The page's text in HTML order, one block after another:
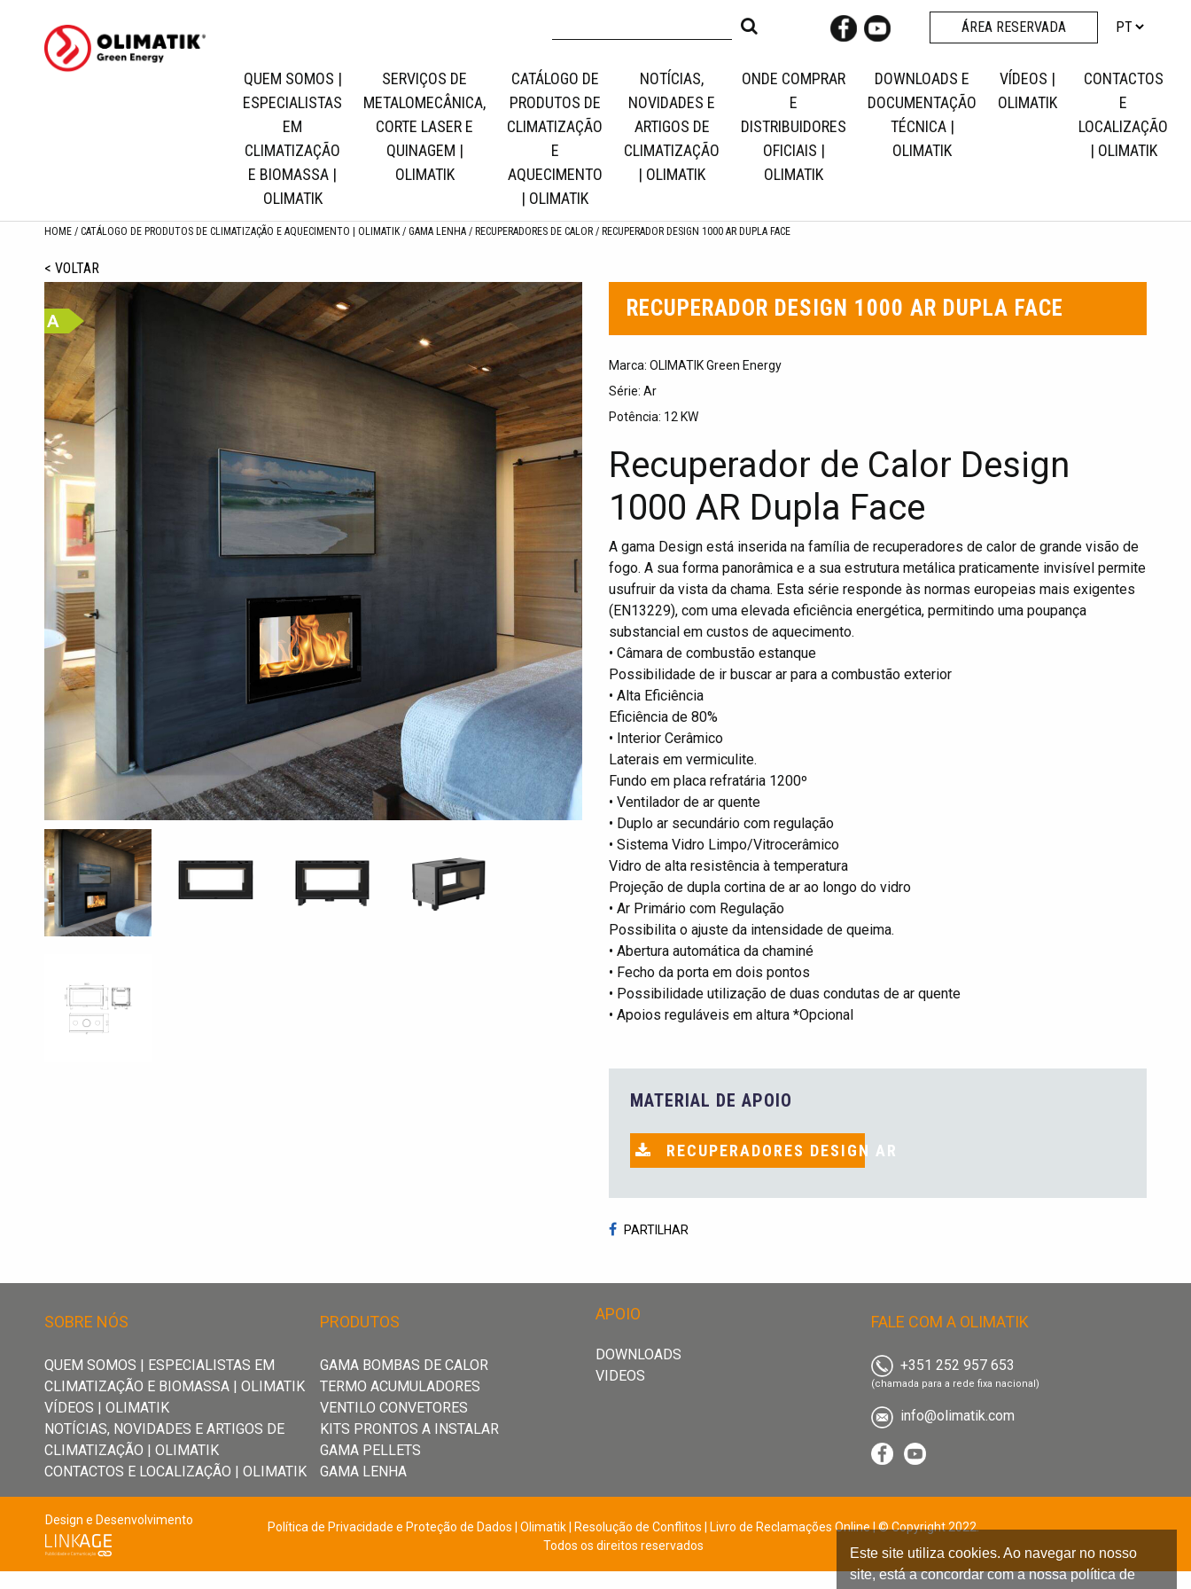
Este site utiliza cookies. Ao navegar no nosso
site, está a concordar com a nossa política de
Especialistas
Climatização
e
Biomassa
Olimatik
Serviços
de
Metalomecânica,
Corte
Laser
Quinagem
Olimatik
Gama
Bombas
de
Calor
Termo
acumuladores
Ventilo
convetores
Prontos
Grelhadores
Notícias,
Novidades
Artigos
de
Olimatik
ÁREA RESERVADA
QUEM SOMOS |
ESPECIALISTAS
EM
CLIMATIZAÇÃO
E BIOMASSA |
OLIMATIK
SERVIÇOS DE
METALOMECÂNICA,
CORTE LASER E
QUINAGEM |
OLIMATIK
CATÁLOGO DE
PRODUTOS DE
CLIMATIZAÇÃO
E
AQUECIMENTO
| OLIMATIK
NOTÍCIAS,
NOVIDADES E
ARTIGOS DE
CLIMATIZAÇÃO
| OLIMATIK
ONDE COMPRAR
E
DISTRIBUIDORES
OFICIAIS |
OLIMATIK
DOWNLOADS E
DOCUMENTAÇÃO
TÉCNICA |
OLIMATIK
VÍDEOS |
OLIMATIK
CONTACTOS
E
LOCALIZAÇÃO
| OLIMATIK
HOME CATÁLOGO DE PRODUTOS DE CLIMATIZAÇÃO E AQUECIMENTO | OLIMATIK GAMA LENHA RECUPERADORES DE CALOR RECUPERADOR DESIGN 1000 AR DUPLA FACE
< VOLTAR
RECUPERADOR DESIGN 1000 AR DUPLA FACE
Marca: OLIMATIK Green Energy
Série: Ar
Potência: 12 KW
Recuperador de Calor Design
1000 AR Dupla Face
A gama Design está inserida na família de recuperadores de calor de grande visão de
fogo. A sua forma panorâmica e a sua estrutura metálica praticamente invisível permite
usufruir da vista da chama. Esta série responde às normas europeias mais exigentes
(EN13229), com uma elevada eficiência energética, permitindo uma poupança
substancial em custos de aquecimento.
• Câmara de combustão estanque
Possibilidade de ir buscar ar para a combustão exterior
• Alta Eficiência
Eficiência de 80%
• Interior Cerâmico
Laterais em vermiculite.
Fundo em placa refratária 1200º
• Ventilador de ar quente
• Duplo ar secundário com regulação
• Sistema Vidro Limpo/Vitrocerâmico
Vidro de alta resistência à temperatura
Projeção de dupla cortina de ar ao longo do vidro
• Ar Primário com Regulação
Possibilita o ajuste da intensidade de queima.
• Abertura automática da chaminé
• Fecho da porta em dois pontos
• Possibilidade utilização de duas condutas de ar quente
• Apoios reguláveis em altura *Opcional
MATERIAL DE APOIO
RECUPERADORES DESIGN AR
PARTILHAR
SOBRE NÓS
QUEM SOMOS | ESPECIALISTAS EM
CLIMATIZAÇÃO E BIOMASSA | OLIMATIK
VÍDEOS | OLIMATIK
NOTÍCIAS, NOVIDADES E ARTIGOS DE
CLIMATIZAÇÃO | OLIMATIK
CONTACTOS E LOCALIZAÇÃO | OLIMATIK
PRODUTOS
GAMA BOMBAS DE CALOR
TERMO ACUMULADORES
VENTILO CONVETORES
KITS PRONTOS A INSTALAR
GAMA PELLETS
GAMA LENHA
APOIO
DOWNLOADS
VIDEOS
FALE COM A OLIMATIK
+351 252 957 653
(chamada para a rede fixa nacional)
info@olimatik.com
Design e Desenvolvimento Política de Privacidade e Proteção de Dados | Olimatik Resolução de Conflitos Livro de Reclamações Online|© Copyright 2022.
Todos os direitos reservados